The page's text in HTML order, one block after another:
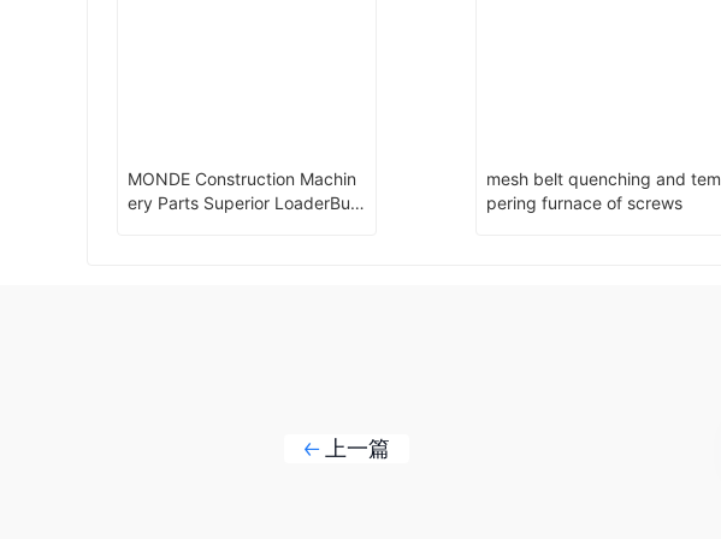
MONDE Construction Machin
ery Parts Superior LoaderBuc
mesh belt quenching and tem
pering furnace of screws
上一篇